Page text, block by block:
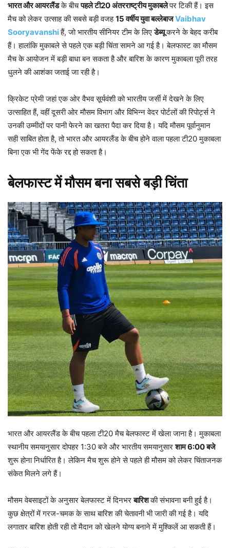
भारत और आयरलैंडके बीचपहले टी20 अंतरराष्ट्रीय मुकाबलेपर टिकी हैं। इस
मैच को लेकर उत्साह की सबसे बड़ी वजह15 वर्षीय युवा बल्लेबाजVaibhav
Sooryavanshiहैं, जो भारतीय सीनियर टीम के लिएडेब्यूकरने के बेहद करीब
हैं। हालांकि मुकाबले से पहले एक बड़ी चिंता सामने आ गई है। बेलफास्ट का मौसम
मैच के आयोजन में बड़ी बाधा बन सकता है और बारिश के कारण मुकाबला पूरी तरह
धुलने की आशंका जताई जा रही है।
क्रिकेट प्रेमी जहां एक ओर वैभव सूर्यवंशी को भारतीय जर्सी में देखने के लिए
उत्साहित हैं, वहीं दूसरी ओर मौसम विभाग और विभिन्न वेदर पोर्टलों की रिपोर्ट्स ने
उनकी उम्मीदों पर पानी फेरने का खतरा पैदा कर दिया है। यदि मौसम पूर्वानुमान
सही साबित होता है, तो भारत और आयरलैंड के बीच होने वाला पहला टी20 मुकाबला
बिना एक भी गेंद फेंके रद्द हो सकता है।
बेलफास्ट में मौसम बना सबसे बड़ी चिंता
भारत और आयरलैंड के बीच पहला टी20 मैच बेलफास्ट में खेला जाना है। मुकाबला
स्थानीय समयानुसार दोपहर 1:30 बजे और भारतीय समयानुसारशाम 6:00 बजे
शुरू होना निर्धारित है। लेकिन मैच शुरू होने से पहले ही मौसम को लेकर चिंताजनक
संकेत मिलने लगे हैं।
मौसम वेबसाइटों के अनुसार बेलफास्ट में दिनभरबारिशकी संभावना बनी हुई है।
कुछ क्षेत्रों में गरज-चमक के साथ बारिश की चेतावनी भी जारी की गई है। यदि
लगातार बारिश होती रही तो मैदान को खेलने योग्य बनाने में मुश्किलें आ सकती हैं।